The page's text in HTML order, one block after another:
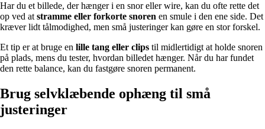
Har du et billede, der hænger i en snor eller wire, kan du ofte rette det
op ved at stramme eller forkorte snoren en smule i den ene side. Det
kræver lidt tålmodighed, men små justeringer kan gøre en stor forskel.
Et tip er at bruge en lille tang eller clips til midlertidigt at holde snoren
på plads, mens du tester, hvordan billedet hænger. Når du har fundet
den rette balance, kan du fastgøre snoren permanent.
Brug selvklæbende ophæng til små
justeringer